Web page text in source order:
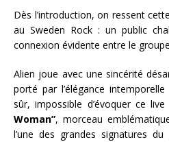
Dès l’introduction, on ressent
au Sweden Rock : un public
connexion évidente entre le
Alien joue avec une sincérité
porté par l’élégance
sûr, impossible d’évoquer ce
Woman”, morceau
l’une des grandes signatures